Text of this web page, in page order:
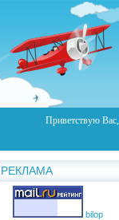
Приветствую Вас,
РЕКЛАМА
bilop